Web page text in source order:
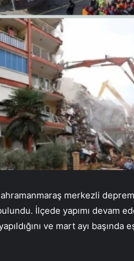
merkezli
İlçede yapımı devam
ve mart ayı başında